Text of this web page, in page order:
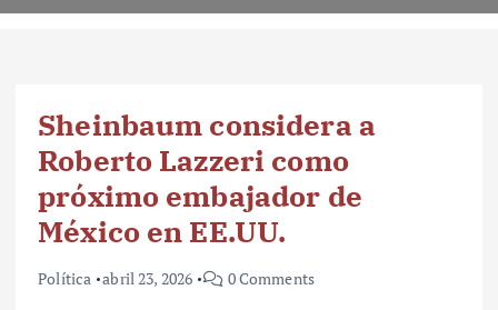
Sheinbaum considera a
Roberto Lazzeri como
próximo embajador de
México en EE.UU.
Política abril 23, 2026 0 Comments